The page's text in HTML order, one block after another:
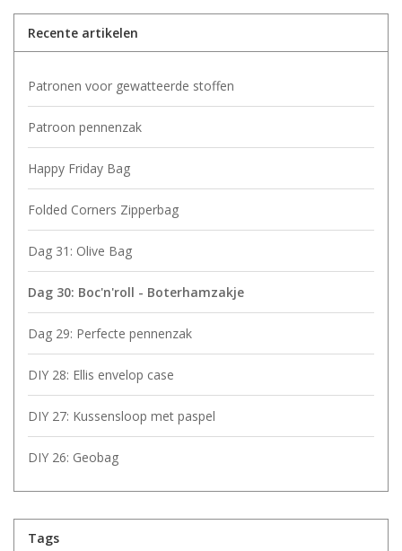
Recente artikelen
Patronen voor gewatteerde stoffen
Patroon pennenzak
Happy Friday Bag
Folded Corners Zipperbag
Dag 31: Olive Bag
Dag 30: Boc'n'roll - Boterhamzakje
Dag 29: Perfecte pennenzak
DIY 28: Ellis envelop case
DIY 27: Kussensloop met paspel
DIY 26: Geobag
Tags